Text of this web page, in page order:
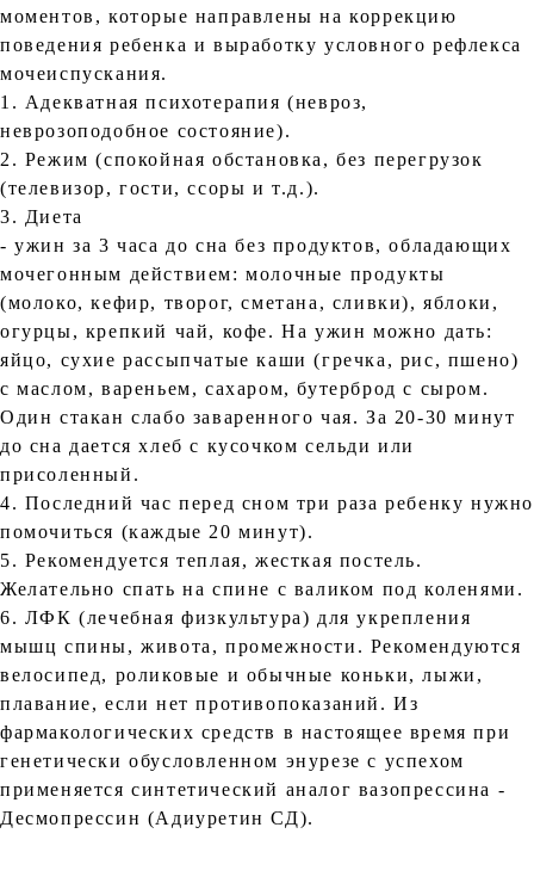
моментов, которые направлены на коррекцию
поведения ребенка и выработку условного рефлекса
мочеиспускания.
1. Адекватная психотерапия (невроз,
неврозоподобное состояние).
2. Режим (спокойная обстановка, без перегрузок
(телевизор, гости, ссоры и т.д.).
3. Диета
- ужин за 3 часа до сна без продуктов, обладающих
мочегонным действием: молочные продукты
(молоко, кефир, творог, сметана, сливки), яблоки,
огурцы, крепкий чай, кофе. На ужин можно дать:
яйцо, сухие рассыпчатые каши (гречка, рис, пшено)
с маслом, вареньем, сахаром, бутерброд с сыром.
Один стакан слабо заваренного чая. За 20-30 минут
до сна дается хлеб с кусочком сельди или
присоленный.
4. Последний час перед сном три раза ребенку нужно
помочиться (каждые 20 минут).
5. Рекомендуется теплая, жесткая постель.
Желательно спать на спине с валиком под коленями.
6. ЛФК (лечебная физкультура) для укрепления
мышц спины, живота, промежности. Рекомендуются
велосипед, роликовые и обычные коньки, лыжи,
плавание, если нет противопоказаний. Из
фармакологических средств в настоящее время при
генетически обусловленном энурезе с успехом
применяется синтетический аналог вазопрессина -
Десмопрессин (Адиуретин СД).